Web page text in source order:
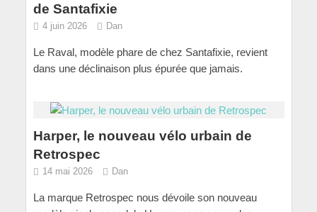
de Santafixie
4 juin 2026 Dan
Le Raval, modèle phare de chez Santafixie, revient
dans une déclinaison plus épurée que jamais.
Harper, le nouveau vélo urbain de
Retrospec
14 mai 2026 Dan
La marque Retrospec nous dévoile son nouveau